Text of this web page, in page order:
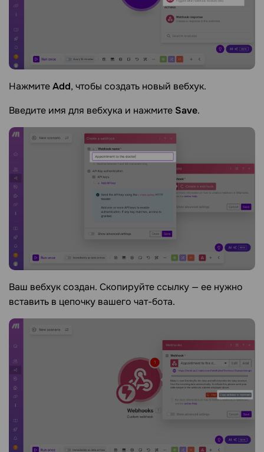
НажмитеAdd, чтобы создать новый вебхук.
Введите имя для вебхука и нажмите Save.
Ваш вебхук создан. Скопируйте ссылку — ее нужно
вставить в цепочку вашего чат-бота.